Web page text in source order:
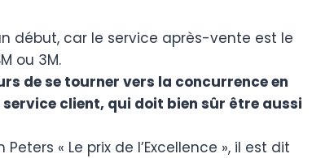
début, car le service après-vente est le
ou 3M.
de se tourner vers la concurrence en
client, qui doit bien sûr être aussi
« Le prix de l’Excellence », il est dit